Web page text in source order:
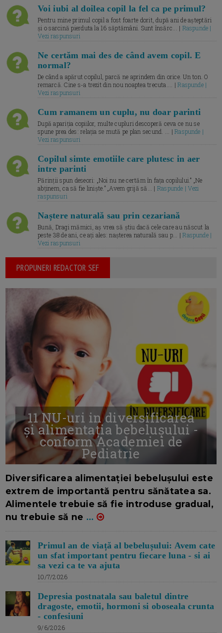
Voi iubi al doilea copil la fel ca pe primul?
Pentru mine primul copil a fost foarte dorit, după ani de așteptări
și o sarcină pierduta la 16 săptămâni. Sunt însărc... | Raspunde |
Vezi raspunsuri
Ne certăm mai des de când avem copil. E
normal?
De când a apărut copilul, parcă ne aprindem din orice. Un ton. O
remarcă. Cine s-a trezit din nou noaptea trecuta.... |Raspunde |
Vezi raspunsuri
Cum ramanem un cuplu, nu doar parinti
După apariția copiilor, multe cupluri descoperă ceva ce nu se
spune prea des: relația se mută pe plan secund. ... |Raspunde |
Vezi raspunsuri
Copilul simte emotiile care plutesc in aer
intre parinti
Părinții spun deseori: „Noi nu ne certăm în fața copilului.” „Ne
abținem, ca să fie liniște.” „Avem grijă să... | Raspunde | Vezi
raspunsuri
Naștere naturală sau prin cezariană
Bună, Dragi mămici, aș vrea să știu dacă cele care au născut la
peste 38 de ani, ce ați ales: nașterea naturală sau p... |Raspunde |
Vezi raspunsuri
PROPUNERI REDACTOR SEF
11 NU-uri in diversificarea
și alimentația bebelușului -
conform Academiei de
Pediatrie
Diversificarea alimentației bebelușului este
extrem de importantă pentru sănătatea sa.
Alimentele trebuie să fie introduse gradual,
nu trebuie să ne ...
Primul an de viață al bebelușului: Avem cate
un sfat important pentru fiecare luna - si ai
sa vezi ca te va ajuta
10/7/2026
Depresia postnatala sau baletul dintre
dragoste, emotii, hormoni si oboseala crunta
- confesiuni
9/6/2026